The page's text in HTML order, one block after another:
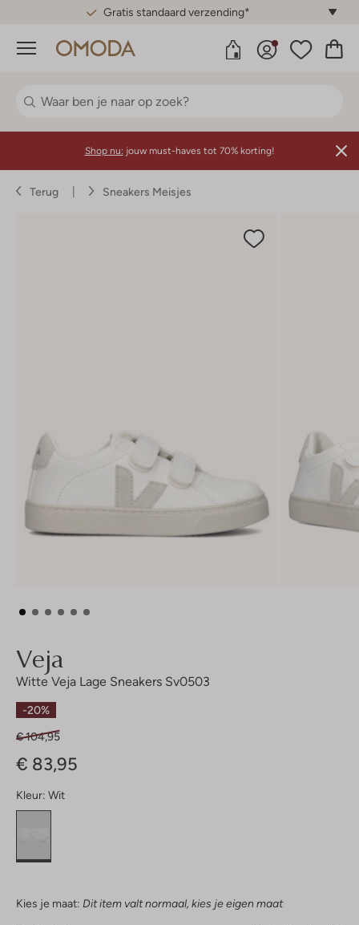
Gratis standaard verzending*
Menu
Shop nu: jouw must-haves tot 70% korting!
Terug Sneakers Meisjes
Veja
Witte Veja Lage Sneakers Sv0503
-20%
€ 104,95
€ 83,95
Kleur: Wit
Kies je maat: Dit item valt normaal, kies je eigen maat